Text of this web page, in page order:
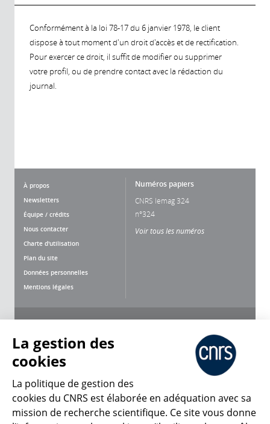
Conformément à la loi 78-17 du 6 janvier 1978, le client
dispose à tout moment d'un droit d'accès et de rectification.
Pour exercer ce droit, il suffit de modifier ou supprimer
votre profil, ou de prendre contact avec la rédaction du
journal.
À propos
Newsletters
Équipe / crédits
Nous contacter
Charte d'utilisation
Plan du site
Données personnelles
Mentions légales
Numéros papiers
CNRS lemag 324
n°324
Voir tous les numéros
CNRS Le Mag
La gestion des
cookies
La politique de gestion des
cookies du CNRS est élaborée en adéquation avec sa
mission de recherche scientifique. Ce site vous donne